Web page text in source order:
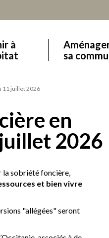
à
sa
11 juillet 2026
en
2026
la sobriété foncière,
et bien vivre
"allégées" seront